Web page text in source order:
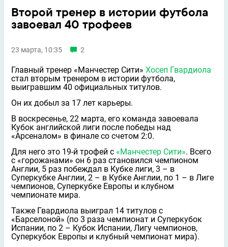
Второй тренер в истории футбола
завоевал 40 трофеев
23 марта, 10:35 2
Главный тренер «Манчестер Сити» Хосеп Гвардиола
стал вторым тренером в истории футбола,
выигравшим 40 официальных титулов.
Он их добыл за 17 лет карьеры.
В воскресенье, 22 марта, его команда завоевала
Кубок английской лиги после победы над
«Арсеналом» в финале со счетом 2:0.
Для него это 19-й трофей с «Манчестер Сити». Всего
с «горожанами» он 6 раз становился чемпионом
Англии, 5 раз побеждал в Кубке лиги, 3 – в
Суперкубке Англии, 2 – в Кубке Англии, по 1 – в Лиге
чемпионов, Суперкубке Европы и клубном
чемпионате мира.
Также Гвардиола выиграл 14 титулов с
«Барселоной» (по 3 раза чемпионат и Суперкубок
Испании, по 2 – Кубок Испании, Лигу чемпионов,
Суперкубок Европы и клубный чемпионат мира).